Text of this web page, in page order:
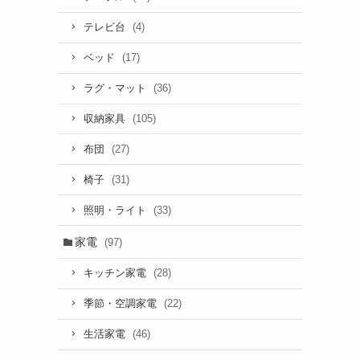
テレビ台 (4)
ベッド (17)
ラグ・マット (36)
収納家具 (105)
布団 (27)
椅子 (31)
照明・ライト (33)
家電 (97)
キッチン家電 (28)
季節・空調家電 (22)
生活家電 (46)